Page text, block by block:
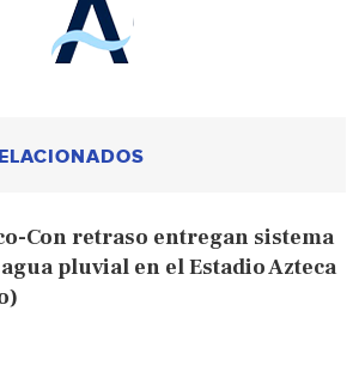
Con retraso entregan sistema
pluvial en el Estadio Azteca